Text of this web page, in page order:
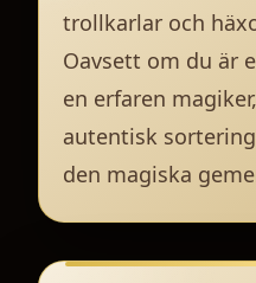
trollkarlar och
Oavsett om du är
en erfaren
autentisk
den magiska